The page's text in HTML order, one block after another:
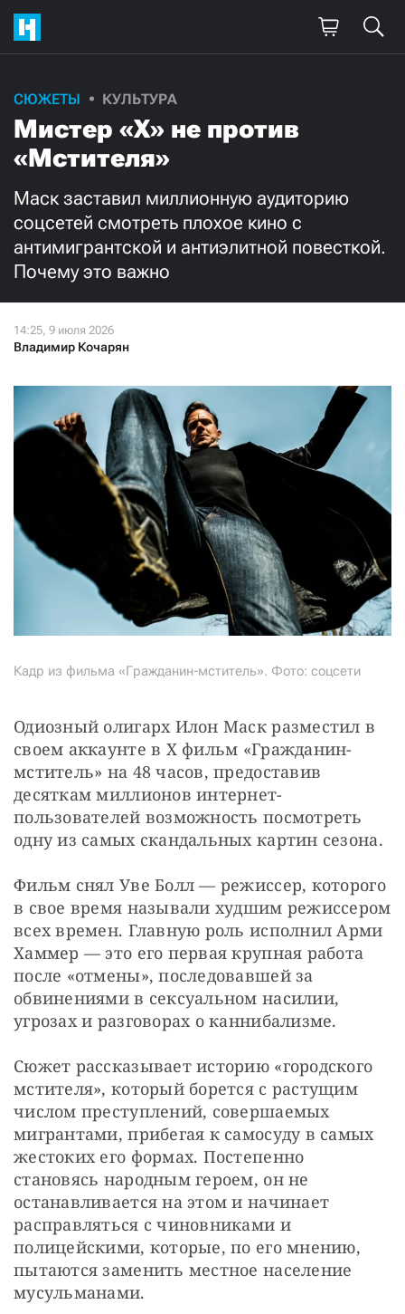
СЮЖЕТЫ КУЛЬТУРА
Мистер «X» не против
«Мстителя»
Маск заставил миллионную аудиторию
соцсетей смотреть плохое кино с
антимигрантской и антиэлитной повесткой.
Почему это важно
Владимир Кочарян
Кадр из фильма «Гражданин-мститель». Фото: соцсети
Одиозный олигарх Илон Маск разместил в
своем аккаунте в X фильм «Гражданин-
мститель» на 48 часов, предоставив
десяткам миллионов интернет-
пользователей возможность посмотреть
одну из самых скандальных картин сезона.
Фильм снял Уве Болл — режиссер, которого
в свое время называли худшим режиссером
всех времен. Главную роль исполнил Арми
Хаммер — это его первая крупная работа
после «отмены», последовавшей за
обвинениями в сексуальном насилии,
угрозах и разговорах о каннибализме.
Сюжет рассказывает историю «городского
мстителя», который борется с растущим
числом преступлений, совершаемых
мигрантами, прибегая к самосуду в самых
жестоких его формах. Постепенно
становясь народным героем, он не
останавливается на этом и начинает
расправляться с чиновниками и
полицейскими, которые, по его мнению,
пытаются заменить местное население
мусульманами.
Поддержите
нашу работу!
Ежемесячно
3000 1000
500
СТАТЬ СОУЧАСТНИКОМ
ПОДЕЛИТЬСЯ С ДРУЗЬЯМИ
Если у вас есть вопросы, пишите donate@novayagazeta.ru
+7 (929) 612-03-68